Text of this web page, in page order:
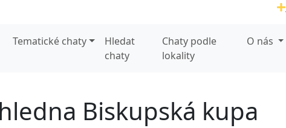
Tematické chaty
Hledat
chaty
Chaty podle
lokality
O nás
Biskupská kupa